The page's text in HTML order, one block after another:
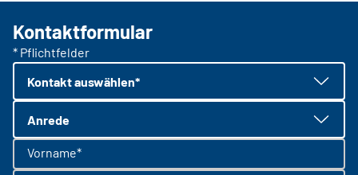
Kontaktformular
* Pflichtfelder
Kontakt auswählen*
Anrede
Vorname*